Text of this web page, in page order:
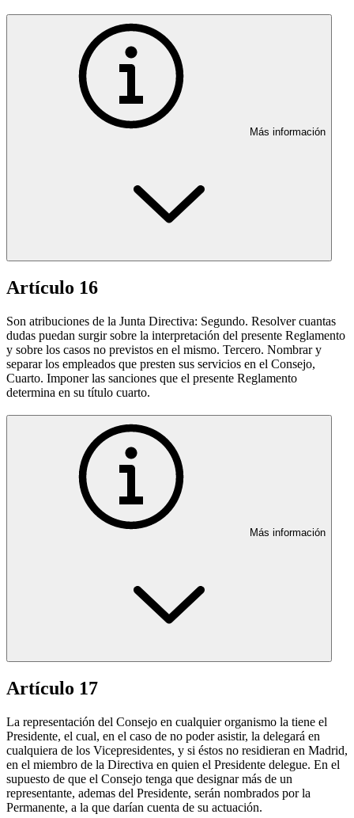
Más información
Artículo 16
Son atribuciones de la Junta Directiva: Segundo. Resolver cuantas
dudas puedan surgir sobre la interpretación del presente Reglamento
y sobre los casos no previstos en el mismo. Tercero. Nombrar y
separar los empleados que presten sus servicios en el Consejo,
Cuarto. Imponer las sanciones que el presente Reglamento
determina en su título cuarto.
Más información
Artículo 17
La representación del Consejo en cualquier organismo la tiene el
Presidente, el cual, en el caso de no poder asistir, la delegará en
cualquiera de los Vicepresidentes, y si éstos no residieran en Madrid,
en el miembro de la Directiva en quien el Presidente delegue. En el
supuesto de que el Consejo tenga que designar más de un
representante, ademas del Presidente, serán nombrados por la
Permanente, a la que darían cuenta de su actuación.